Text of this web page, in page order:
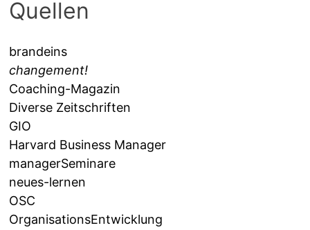
Quellen
brandeins
changement!
Coaching-Magazin
Diverse Zeitschriften
GIO
Harvard Business Manager
managerSeminare
neues-lernen
OSC
OrganisationsEntwicklung